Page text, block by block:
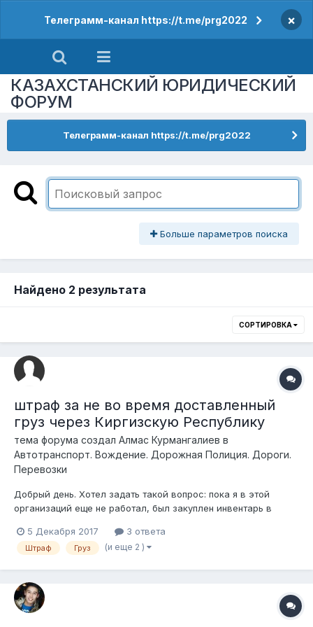
Телеграмм-канал https://t.me/prg2022 ×
КАЗАХСТАНСКИЙ ЮРИДИЧЕСКИЙ
ФОРУМ
Телеграмм-канал https://t.me/prg2022
Больше параметров поиска
Найдено 2 результата
СОРТИРОВКА
штраф за не во время доставленный
груз через Киргизскую Республику
тема форума создал Алмас Курмангалиев в
Автотранспорт. Вождение. Дорожная Полиция. Дороги.
Перевозки
Добрый день. Хотел задать такой вопрос: пока я в этой
организаций еще не работал, был закуплен инвентарь в
компанией, но он можно сказать фиктивный, к тому же, груз
доставлен не во время, с просрочкой больше месяца. Какую
5 Декабря 2017 3 ответа
Штраф Груз (и еще 2 )